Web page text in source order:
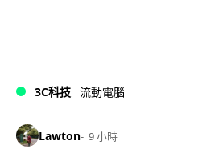
3C科技 流動電腦
Lawton 9 小時